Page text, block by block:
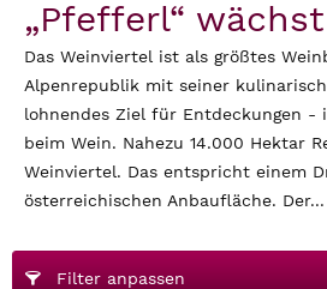
„Pfefferl“ wächst
Das Weinviertel ist als größtes
Alpenrepublik mit seiner
lohnendes Ziel für Entdeckungen -
beim Wein. Nahezu 14.000 Hektar
Weinviertel. Das entspricht einem
österreichischen Anbaufläche. Der...
Filter anpassen